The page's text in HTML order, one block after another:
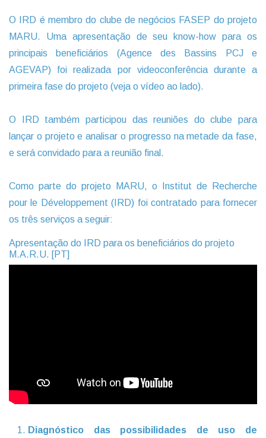
O IRD é membro do clube de negócios FASEP do projeto
MARU. Uma apresentação de seu know-how para os
principais beneficiários (Agence des Bassins PCJ e
AGEVAP) foi realizada por videoconferência durante a
primeira fase do projeto (veja o vídeo ao lado).
O IRD também participou das reuniões do clube para
lançar o projeto e analisar o progresso na metade da fase,
e será convidado para a reunião final.
Como parte do projeto MARU, o Institut de Recherche
pour le Développement (IRD) foi contratado para fornecer
os três serviços a seguir:
Apresentação do IRD para os beneficiários do projeto
M.A.R.U. [PT]
Diagnóstico das possibilidades de uso de